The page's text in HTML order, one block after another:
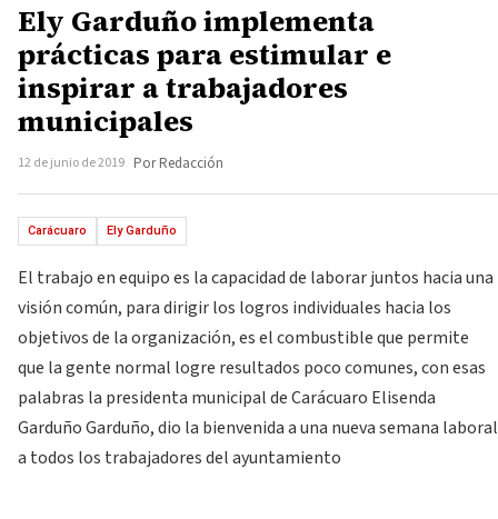
Ely Garduño implementa
prácticas para estimular e
inspirar a trabajadores
municipales
12 de junio de 2019 Por Redacción
Carácuaro Ely Garduño
El trabajo en equipo es la capacidad de laborar juntos hacia una
visión común, para dirigir los logros individuales hacia los
objetivos de la organización, es el combustible que permite
que la gente normal logre resultados poco comunes, con esas
palabras la presidenta municipal de Carácuaro Elisenda
Garduño Garduño, dio la bienvenida a una nueva semana laboral
a todos los trabajadores del ayuntamiento